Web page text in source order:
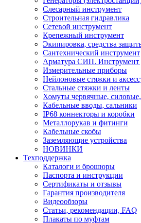
Слесарный инструмент
Строительная гидравлика
Сетевой инструмент
Крепежный инструмент
Экипировка, средства
Сантехнический инструмент
Арматура СИП.
Измерительные приборы
Нейлоновые стяжки и
Стальные стяжки и ленты
Хомуты червячные,
Кабельные вводы, сальники
IP68 коннекторы и коробки
Металлорукав и фитинги
Кабельные скобы
Заземляющие устройства
НОВИНКИ
Техподдержка
Каталоги и брошюры
Паспорта и инструкции
Сертификаты и отзывы
Гарантия производителя
Видеообзоры
Статьи, рекомендации, FAQ
Плакаты по муфтам